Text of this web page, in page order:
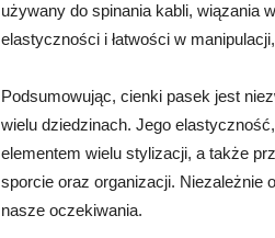
używany do spinania kabli, wiązania
elastyczności i łatwości w
Podsumowując, cienki pasek jest
wielu dziedzinach. Jego
elementem wielu stylizacji, a także
sporcie oraz organizacji. Niezależnie
nasze oczekiwania.